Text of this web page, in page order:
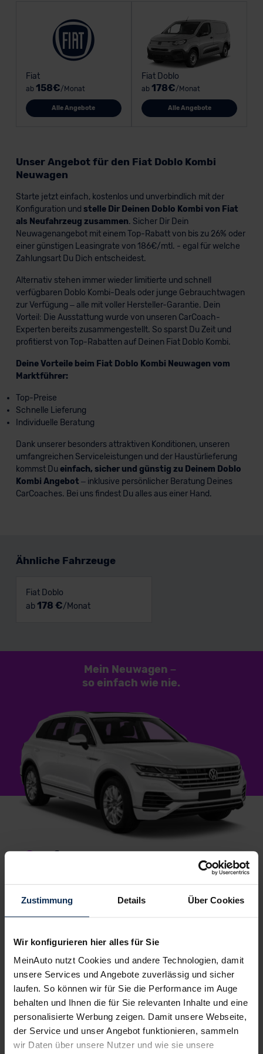
Zustimmung Details Über Cookies
Wir konfigurieren hier alles für Sie
MeinAuto nutzt Cookies und andere Technologien, damit
unsere Services und Angebote zuverlässig und sicher
laufen. So können wir für Sie die Performance im Auge
behalten und Ihnen die für Sie relevanten Inhalte und eine
personalisierte Werbung zeigen. Damit unsere Webseite,
der Service und unser Angebot funktionieren, sammeln
wir Daten über unsere Nutzer und wie sie unsere
Fiat
ab 158€/Monat
Alle Angebote
Fiat Doblo
ab 178€/Monat
Alle Angebote
Unser Angebot für den Fiat Doblo Kombi
Neuwagen
Starte jetzt einfach, kostenlos und unverbindlich mit der
Konfiguration und stelle Dir Deinen Doblo Kombi von Fiat
als Neufahrzeug zusammen. Sicher Dir Dein
Neuwagenangebot mit einem Top-Rabatt von bis zu 26% oder
einer günstigen Leasingrate von 186€/mtl. - egal für welche
Zahlungsart Du Dich entscheidest.
Alternativ stehen immer wieder limitierte und schnell
verfügbaren Doblo Kombi-Deals oder junge Gebrauchtwagen
zur Verfügung – alle mit voller Hersteller-Garantie. Dein
Vorteil: Die Ausstattung wurde von unseren CarCoach-
Experten bereits zusammengestellt. So sparst Du Zeit und
profitierst von Top-Rabatten auf Deinen Fiat Doblo Kombi.
Deine Vorteile beim Fiat Doblo Kombi Neuwagen vom
Marktführer:
Top-Preise
Schnelle Lieferung
Individuelle Beratung
Dank unserer besonders attraktiven Konditionen, unseren
umfangreichen Serviceleistungen und der Haustürlieferung
kommst Du einfach, sicher und günstig zu Deinem Doblo
Kombi Angebot – inklusive persönlicher Beratung Deines
CarCoaches. Bei uns findest Du alles aus einer Hand.
Ähnliche Fahrzeuge
Fiat Doblo
ab178 €/Monat
Mein Neuwagen –
so einfach wie nie.
1.
Du wählst dein Lieblingsmodell – wir suchen es für
garantiert zu Top-Preisen.
2. Bestes Angebot wählen
kompetenter Beratung und persönlichem
Ansprechpartner. Alles klar? Bestelle deinen
Neuwagen, ganz einfach online.
3. Einfach losfahren
Wir lieferndeinen Neuwagen – auf Wunsch sogar